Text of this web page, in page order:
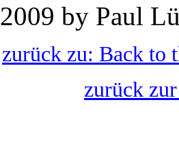
by Paul
zurück zu: Back to
zurück